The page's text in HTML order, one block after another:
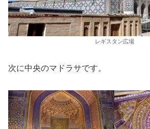
レギスタン広場
次に中央のマドラサです。